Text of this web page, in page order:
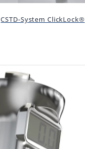
CSTD-System ClickLock®